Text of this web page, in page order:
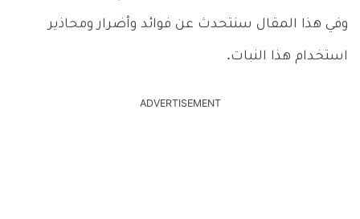
وفي هذا المقال سنتحدث عن فوائد وأضرار ومحاذير
استخدام هذا النبات.
ADVERTISEMENT